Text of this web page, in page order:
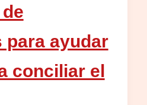
para ayudar
conciliar el